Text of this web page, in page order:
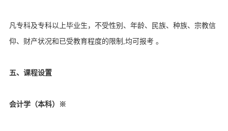
凡专科及专科以上毕业生，不受性别、年龄、民族、种族、宗教信
仰、财产状况和已受教育程度的限制,均可报考 。
五、课程设置
会计学（本科）※